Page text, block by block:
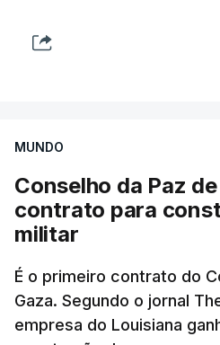
MUNDO
Conselho da Paz
contrato para
militar
É o primeiro contrato do
Gaza. Segundo o jornal
empresa do Louisiana